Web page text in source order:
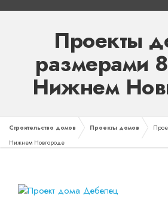
Проекты
размерами
Нижнем
Строительство домов Проекты домов
Нижнем Новгороде